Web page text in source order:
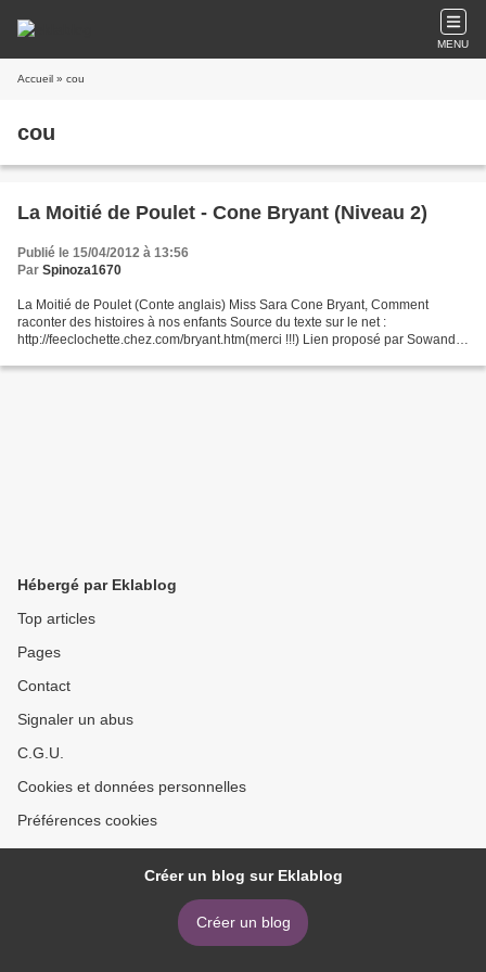
MENU
Accueil » cou
cou
La Moitié de Poulet - Cone Bryant (Niveau 2)
Publié le 15/04/2012 à 13:56
Par Spinoza1670
La Moitié de Poulet (Conte anglais) Miss Sara Cone Bryant, Comment
raconter des histoires à nos enfants Source du texte sur le net :
http://feeclochette.chez.com/bryant.htm(merci !!!) Lien proposé par Sowandi
Hébergé par Eklablog
Top articles
Pages
Contact
Signaler un abus
C.G.U.
Cookies et données personnelles
Préférences cookies
Créer un blog sur Eklablog
Créer un blog